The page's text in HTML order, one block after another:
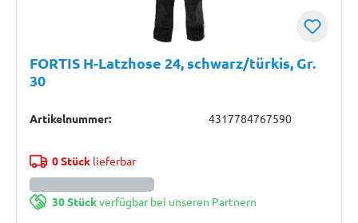
FORTIS H-Latzhose 24, schwarz/türkis, Gr.
30
Artikelnummer: 4317784767590
0 Stücklieferbar
30 Stückverfügbar bei unseren Partnern